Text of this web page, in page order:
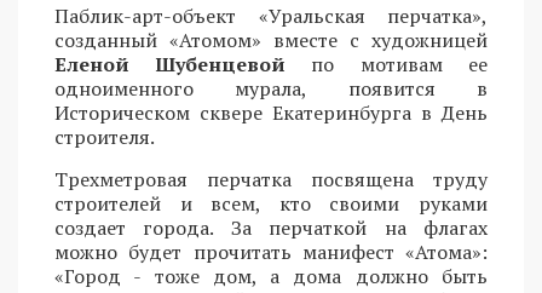
Паблик-арт-объект «Уральская перчатка»,
созданный «Атомом» вместе с художницей
Еленой Шубенцевой по мотивам ее
одноименного мурала, появится в
Историческом сквере Екатеринбурга в День
строителя.
Трехметровая перчатка посвящена труду
строителей и всем, кто своими руками
создает города. За перчаткой на флагах
можно будет прочитать манифест «Атома»:
«Город - тоже дом, а дома должно быть